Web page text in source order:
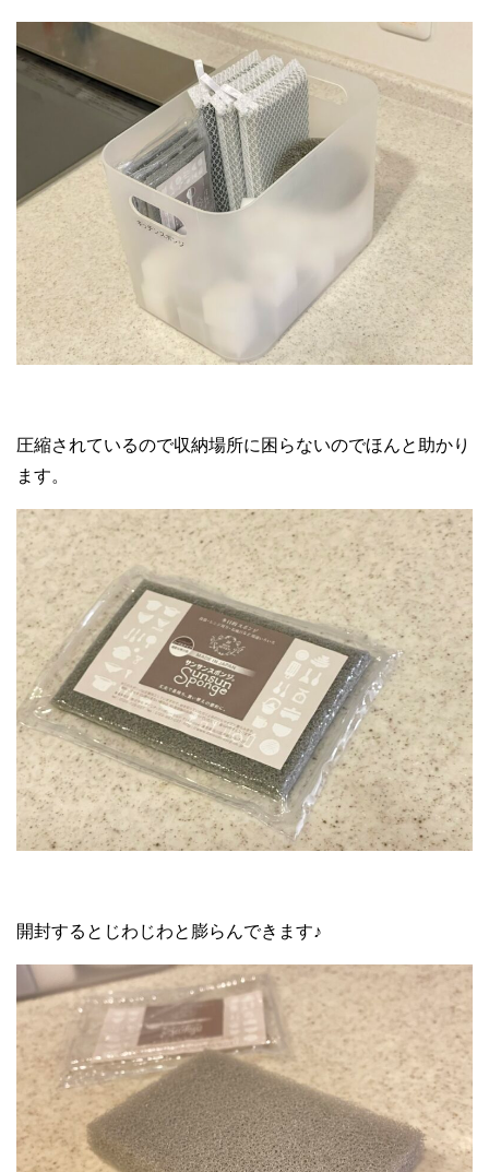
圧縮されているので収納場所に困らないのでほんと助かり
ます。
開封するとじわじわと膨らんできます♪